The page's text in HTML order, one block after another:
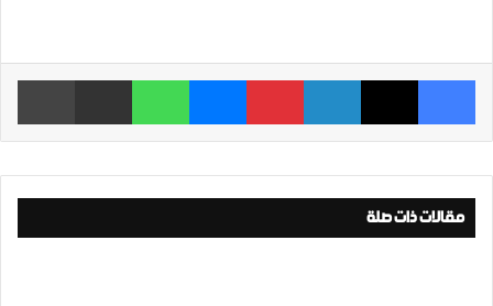
فيسبوك ‫X لينكدإن بينتيريست ماسنجر واتساب مشاركة عبر البريد
مقالات ذات صلة